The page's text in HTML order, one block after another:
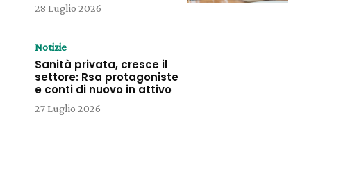
28 Luglio 2026
Notizie
Sanità privata, cresce il
settore: Rsa protagoniste
e conti di nuovo in attivo
27 Luglio 2026